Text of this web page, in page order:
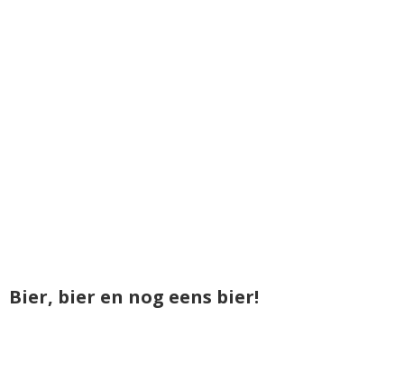
Bier, bier en nog eens bier!